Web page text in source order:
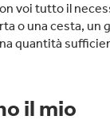
voi tutto il
o una cesta, un
quantità
il mio